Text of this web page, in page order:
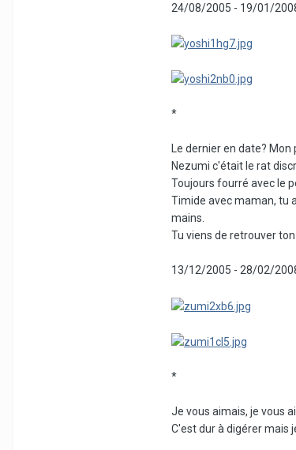
24/08/2005 - 19/01/
*
Le dernier en date?
Nezumi c'était le rat
Toujours fourré avec le
Timide avec maman, tu
mains.
Tu viens de retrouver
13/12/2005 - 28/02/
*
Je vous aimais, je vous
C'est dur à digérer mais